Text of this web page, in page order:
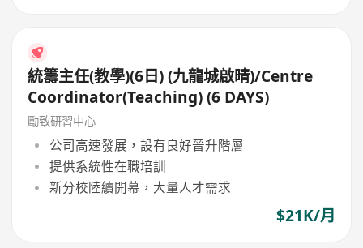
統籌主任(教學)(6日) (九龍城啟晴)/Centre
Coordinator(Teaching) (6 DAYS)
勵致研習中心
公司高速發展，設有良好晉升階層
提供系統性在職培訓
新分校陸續開幕，大量人才需求
$21K/月